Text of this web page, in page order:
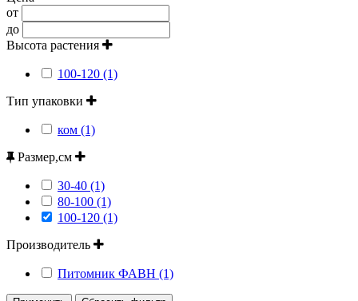
от
до
Высота растения
100-120 (1)
Тип упаковки
ком (1)
Размер,см
30-40 (1)
80-100 (1)
100-120 (1)
Производитель
Питомник ФАВН (1)